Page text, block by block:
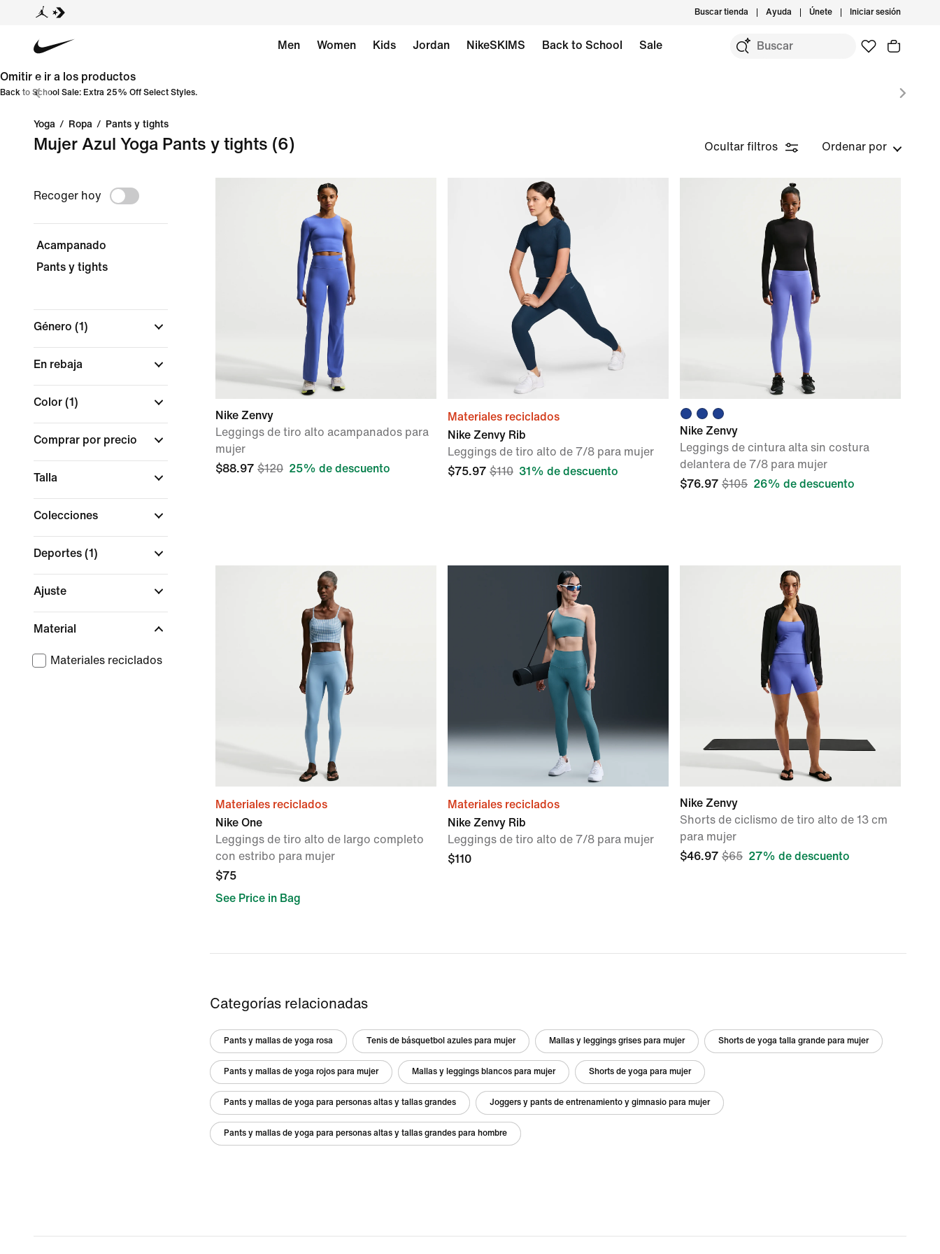
Buscar tienda Ayuda Únete Iniciar sesión
Men Women Kids Jordan NikeSKIMS Back to School Sale
Omitir e ir a los productos
Back to School Sale: Extra 25% Off Select Styles.
Yoga / Ropa / Pants y tights
Mujer Azul Yoga Pants y tights (6) Ocultar filtros Ordenar por
Recoger hoy
Acampanado
Pants y tights
Género (1)
En rebaja
Color (1)
Comprar por precio
Talla
Colecciones
Deportes (1)
Ajuste
Material
Materiales reciclados
Nike Zenvy
Leggings de tiro alto acampanados para
mujer
$88.97 $120 25% de descuento
Materiales reciclados
Nike Zenvy Rib
Leggings de tiro alto de 7/8 para mujer
$75.97 $110 31% de descuento
Nike Zenvy
Leggings de cintura alta sin costura
delantera de 7/8 para mujer
$76.97 $105 26% de descuento
Materiales reciclados
Nike One
Leggings de tiro alto de largo completo
con estribo para mujer
$75
See Price in Bag
Materiales reciclados
Nike Zenvy Rib
Leggings de tiro alto de 7/8 para mujer
$110
Nike Zenvy
Shorts de ciclismo de tiro alto de 13 cm
para mujer
$46.97 $65 27% de descuento
Categorías relacionadas
Pants y mallas de yoga rosa Tenis de básquetbol azules para mujer Mallas y leggings grises para mujer Shorts de yoga talla grande para mujer
Pants y mallas de yoga rojos para mujer Mallas y leggings blancos para mujer Shorts de yoga para mujer
Pants y mallas de yoga para personas altas y tallas grandes Joggers y pants de entrenamiento y gimnasio para mujer
Pants y mallas de yoga para personas altas y tallas grandes para hombre